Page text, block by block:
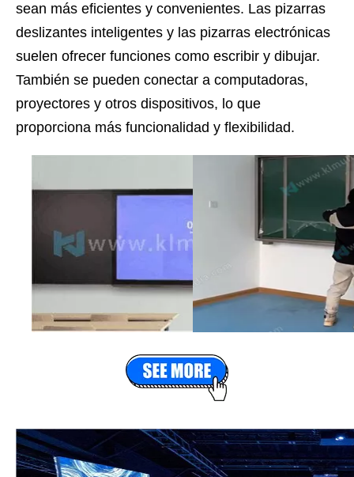
sean más eficientes y convenientes. Las pizarras
deslizantes inteligentes y las pizarras electrónicas
suelen ofrecer funciones como escribir y dibujar.
También se pueden conectar a computadoras,
proyectores y otros dispositivos, lo que
proporciona más funcionalidad y flexibilidad.